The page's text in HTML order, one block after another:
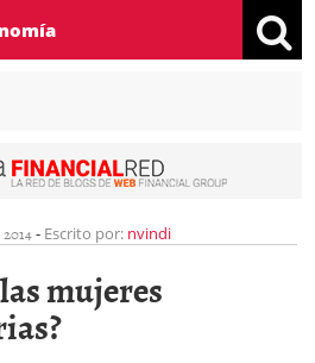
- Escrito por: nvindi
mujeres